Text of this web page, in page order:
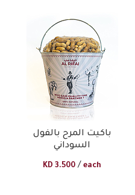
باكيت المرح بالفول
السوداني
KD 3.500 / each